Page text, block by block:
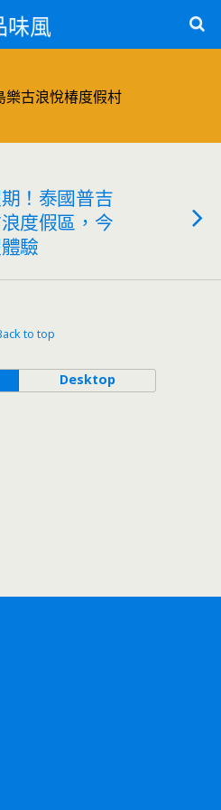
味風
樂古浪悅椿度假村
！泰國普吉
度假區，今
驗
to top
Desktop